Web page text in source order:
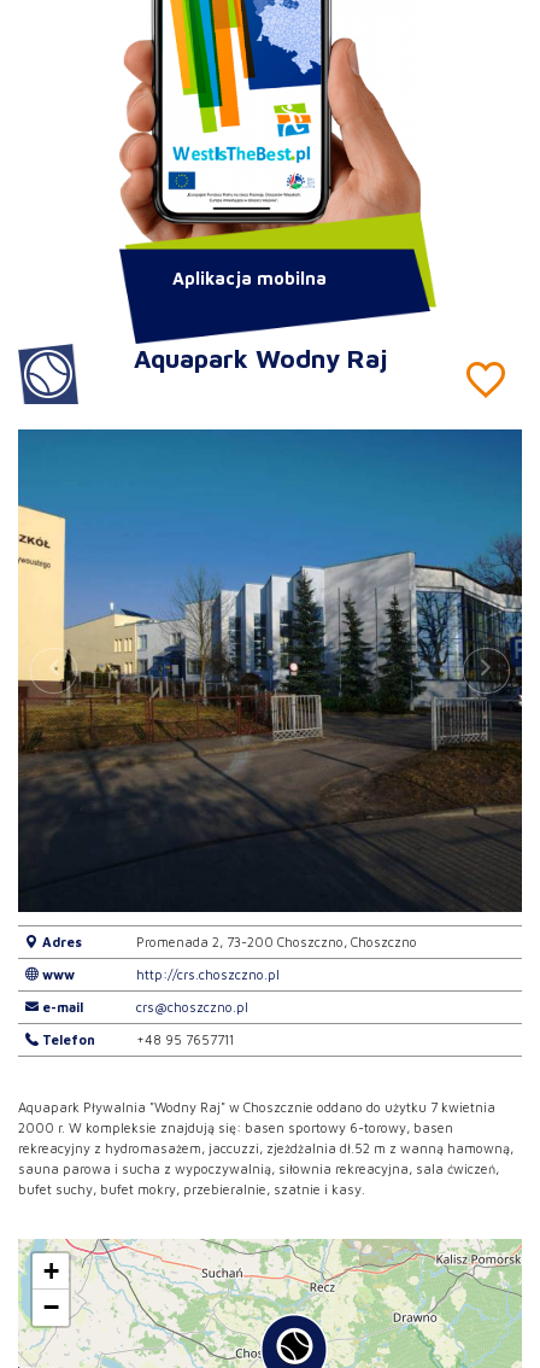
Aquapark Wodny Raj
Adres Promenada 2, 73-200 Choszczno, Choszczno
www http://crs.choszczno.pl
e-mail crs@choszczno.pl
Telefon +48 95 7657711
Aquapark Pływalnia "Wodny Raj" w Choszcznie oddano do użytku 7 kwietnia
2000 r. W kompleksie znajdują się: basen sportowy 6-torowy, basen
rekreacyjny z hydromasażem, jaccuzzi, zjeżdżalnia dł.52 m z wanną hamowną,
sauna parowa i sucha z wypoczywalnią, siłownia rekreacyjna, sala ćwiczeń,
bufet suchy, bufet mokry, przebieralnie, szatnie i kasy.
+
−
Aplikacja mobilna